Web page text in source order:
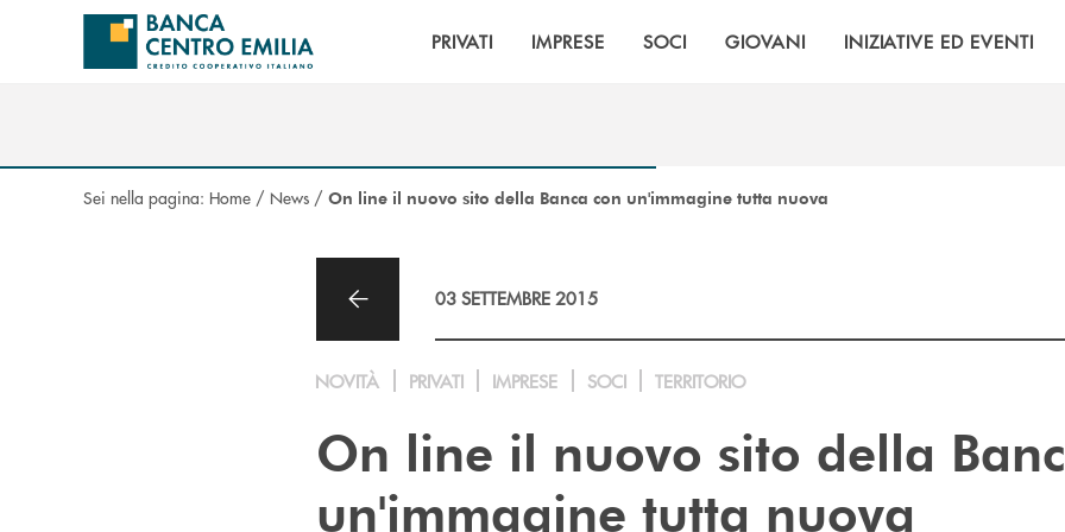
Salta al contenuto principale
PRIVATI IMPRESE SOCI GIOVANI INIZIATIVE ED EVENTI
Sei nella pagina: Home / News / On line il nuovo sito della Banca con un'immagine tutta nuova
03 SETTEMBRE 2015
NOVITÀ PRIVATI IMPRESE SOCI TERRITORIO
On line il nuovo sito della
un'immagine tutta nuova